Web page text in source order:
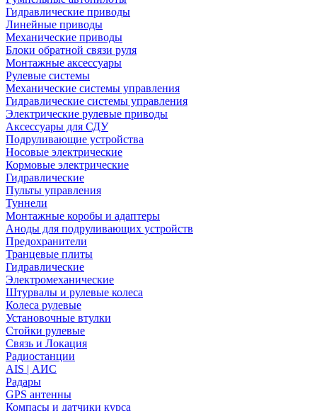
Гидравлические приводы
Линейные приводы
Механические приводы
Блоки обратной связи руля
Монтажные аксессуары
Рулевые системы
Механические системы управления
Гидравлические системы управления
Электрические рулевые приводы
Аксессуары для СДУ
Подруливающие устройства
Носовые электрические
Кормовые электрические
Гидравлические
Пульты управления
Туннели
Монтажные коробы и адаптеры
Аноды для подруливающих устройств
Предохранители
Транцевые плиты
Гидравлические
Электромеханические
Штурвалы и рулевые колеса
Колеса рулевые
Установочные втулки
Стойки рулевые
Связь и Локация
Радиостанции
AIS | АИС
Радары
GPS антенны
Компасы и датчики курса